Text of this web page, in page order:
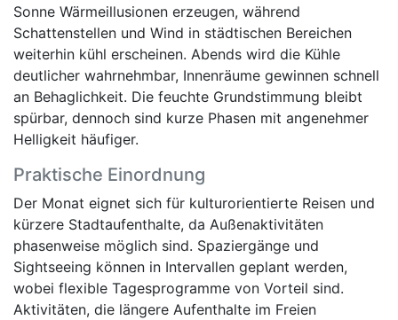
Sonne Wärmeillusionen erzeugen, während
Schattenstellen und Wind in städtischen Bereichen
weiterhin kühl erscheinen. Abends wird die Kühle
deutlicher wahrnehmbar, Innenräume gewinnen schnell
an Behaglichkeit. Die feuchte Grundstimmung bleibt
spürbar, dennoch sind kurze Phasen mit angenehmer
Helligkeit häufiger.
Praktische Einordnung
Der Monat eignet sich für kulturorientierte Reisen und
kürzere Stadtaufenthalte, da Außenaktivitäten
phasenweise möglich sind. Spaziergänge und
Sightseeing können in Intervallen geplant werden,
wobei flexible Tagesprogramme von Vorteil sind.
Aktivitäten, die längere Aufenthalte im Freien